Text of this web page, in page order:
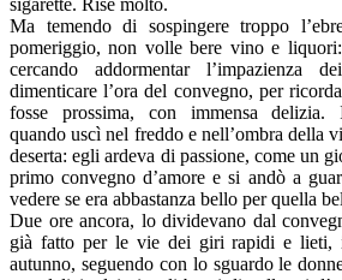
sigarette. Rise molto.
Ma temendo di sospingere troppo
pomeriggio, non volle bere vino e
cercando addormentar l’impazienza
dimenticare l’ora del convegno, per
fosse prossima, con immensa delizia.
quando uscì nel freddo e nell’ombra della
deserta: egli ardeva di passione, come un
primo convegno d’amore e si andò a
vedere se era abbastanza bello per quella
Due ore ancora, lo dividevano dal
già fatto per le vie dei giri rapidi e lieti,
autunno, seguendo con lo sguardo le